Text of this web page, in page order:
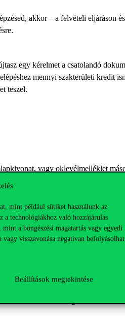
mint például sütiket használunk az
a technológiákhoz való hozzájárulás
a böngészési magatartás vagy egyedi
vagy visszavonása negatívan befolyásolhat
Beállítások megtekintése
akkor – a felvételi eljáráson
egy kérelmet a csatolandó
mennyi szakterületi kredit
teszel.
vagy oklevélmelléklet
adatokat
címre küldjük el. Ebben
teljesítendő krediteket,
extrán teljesítened kell a
felvételi vizsga esetén sem